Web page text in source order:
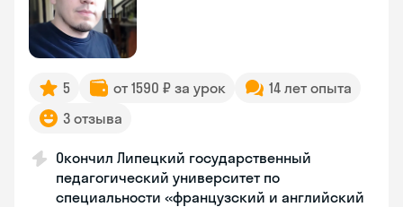
5 от 1590 ₽ за урок
14 лет опыта
3 отзыва
Окончил Липецкий государственный
педагогический университет по
специальности «французский и английский